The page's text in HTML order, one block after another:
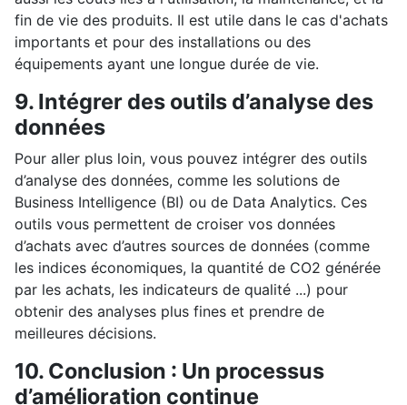
fin de vie des produits. Il est utile dans le cas d'achats
importants et pour des installations ou des
équipements ayant une longue durée de vie.
9. Intégrer des outils d’analyse des
données
Pour aller plus loin, vous pouvez intégrer des outils
d’analyse des données, comme les solutions de
Business Intelligence (BI) ou de Data Analytics. Ces
outils vous permettent de croiser vos données
d’achats avec d’autres sources de données (comme
les indices économiques, la quantité de CO2 générée
par les achats, les indicateurs de qualité ...) pour
obtenir des analyses plus fines et prendre de
meilleures décisions.
10. Conclusion : Un processus
d’amélioration continue